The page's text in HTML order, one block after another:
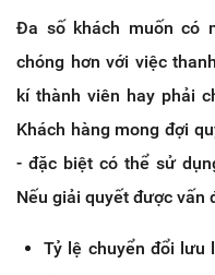
Đa số khách muốn có
chóng hơn với việc
kí thành viên hay phải
Khách hàng mong đợi
- đặc biệt có thể sử
Nếu giải quyết được vấn
Tỷ lệ chuyển đổi lưu